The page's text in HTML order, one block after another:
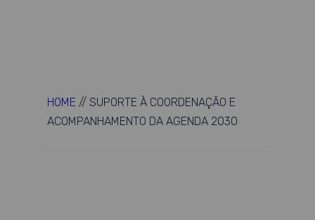
HOME //SUPORTE À COORDENAÇÃO E
ACOMPANHAMENTO DA AGENDA 2030